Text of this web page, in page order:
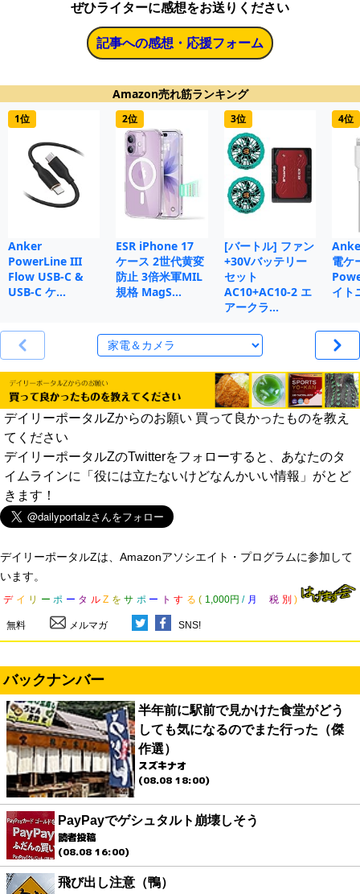
ぜひライターに感想をお送りください
記事への感想・応援フォーム
Amazon売れ筋ランキング
1位
Anker
PowerLine III
Flow USB-C &
USB-C ケ…
2位
ESR iPhone 17
ケース 2世代黄変
防止 3倍米軍MIL
規格 MagS…
3位
[バートル] ファン
+30Vバッテリー
セット
AC10+AC10-2 エ
アークラ…
4位
電ケ
イト
デイリーポータルZからのお願い 買って良かったものを教え
てください
デイリーポータルZのTwitterをフォローすると、あなたのタ
イムラインに「役には立たないけどなんかいい情報」がとど
きます！
デイリーポータルZは、Amazonアソシエイト・プログラムに参加して
います。
デ イ リ ー ポ ー タ ル Z を サ ポ ー ト す る ( 1,000円 / 月 税 別 )
無料 メルマガ SNS!
バックナンバー
半年前に駅前で見かけた食堂がどう
しても気になるのでまた行った（傑
作選）
スズキナオ
(08.08 18:00)
PayPayでゲシュタルト崩壊しそう
読者投稿
(08.08 16:00)
飛び出し注意（鴨）